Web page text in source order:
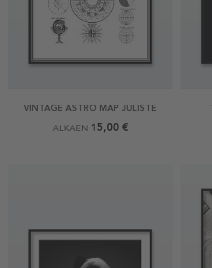
VINTAGE ASTRO MAP JULISTE
ALKAEN 15,00 €